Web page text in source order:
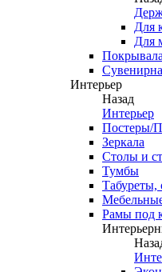
Для
Для
Интерьер
Назад
Интерьер
Постеры/
Зеркала
Столы и
Тумбы
Табуреты,
Рамы под